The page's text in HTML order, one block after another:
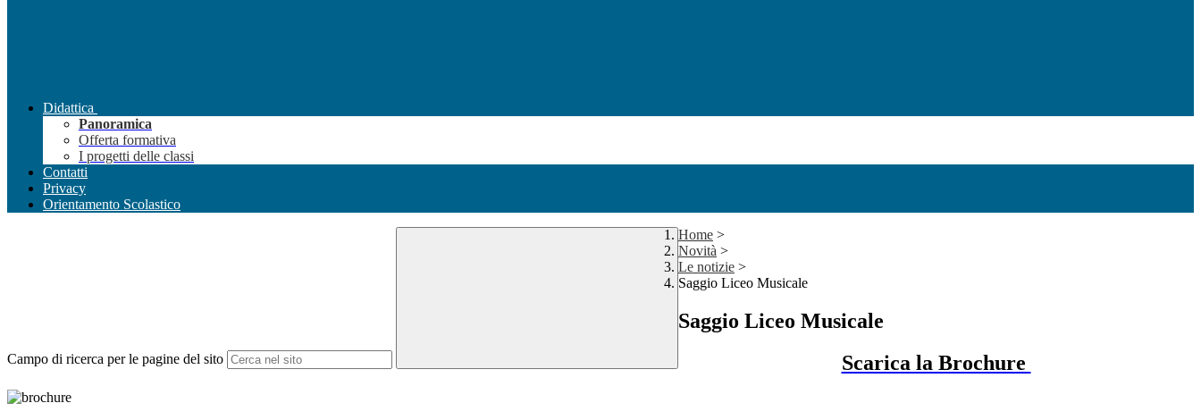
Didattica
Panoramica
Offerta formativa
I progetti delle classi
Contatti
Privacy
Orientamento Scolastico
Campo di ricerca per le pagine del sito
Home >
Novità >
Le notizie >
Saggio Liceo Musicale
Saggio Liceo Musicale
Scarica la Brochure